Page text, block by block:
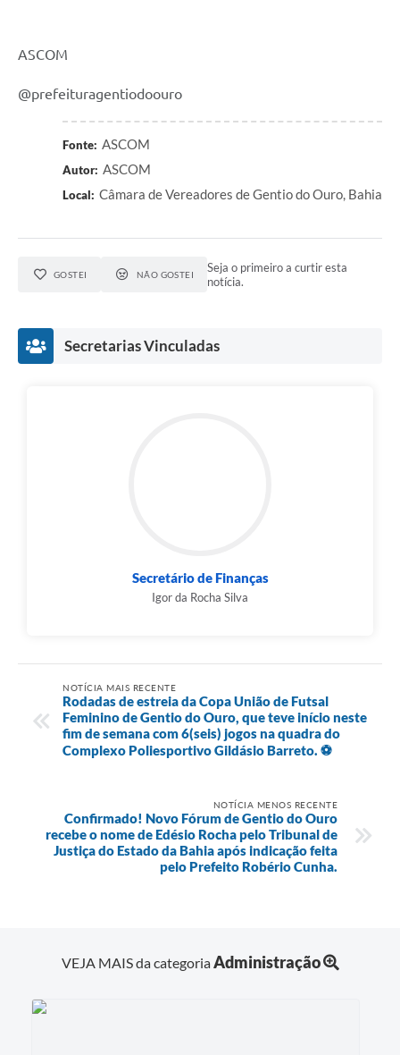
ASCOM
@prefeituragentiodoouro
Fonte: ASCOM
Autor: ASCOM
Local: Câmara de Vereadores de Gentio do Ouro, Bahia
GOSTEI NÃO GOSTEI
Seja o primeiro a curtir esta
notícia.
Secretarias Vinculadas
Secretário de Finanças
Igor da Rocha Silva
NOTÍCIA MAIS RECENTE
Rodadas de estreia da Copa União de Futsal
Feminino de Gentio do Ouro, que teve início neste
fim de semana com 6(seis) jogos na quadra do
Complexo Poliesportivo Gildásio Barreto. ⚽
NOTÍCIA MENOS RECENTE
Confirmado! Novo Fórum de Gentio do Ouro
recebe o nome de Edésio Rocha pelo Tribunal de
Justiça do Estado da Bahia após indicação feita
pelo Prefeito Robério Cunha.
VEJA MAIS da categoriaAdministração